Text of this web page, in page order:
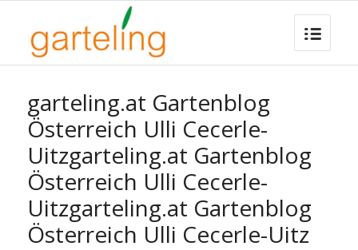
garteling.at Gartenblog
Österreich Ulli Cecerle-
Uitzgarteling.at Gartenblog
Österreich Ulli Cecerle-
Uitzgarteling.at Gartenblog
Österreich Ulli Cecerle-Uitz